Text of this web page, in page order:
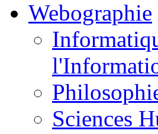
Webographie
Sciences